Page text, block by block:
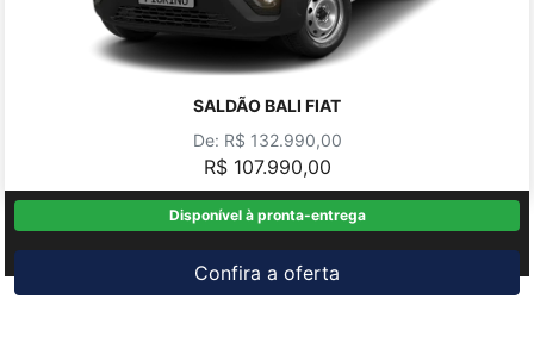
SALDÃO BALI FIAT
De: R$ 132.990,00
R$ 107.990,00
Disponível à pronta-entrega
Confira a oferta